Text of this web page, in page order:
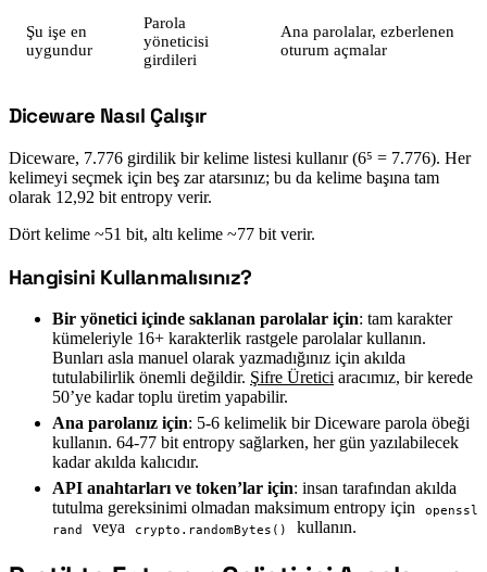
Şu işe en
uygundur
Parola
yöneticisi
girdileri
Ana parolalar, ezberlenen
oturum açmalar
#
Diceware Nasıl Çalışır
Diceware, 7.776 girdilik bir kelime listesi kullanır (6⁵ = 7.776). Her
kelimeyi seçmek için beş zar atarsınız; bu da kelime başına tam
olarak 12,92 bit entropy verir.
Dört kelime ~51 bit, altı kelime ~77 bit verir.
#
Hangisini Kullanmalısınız?
Bir yönetici içinde saklanan parolalar için: tam karakter
kümeleriyle 16+ karakterlik rastgele parolalar kullanın.
Bunları asla manuel olarak yazmadığınız için akılda
tutulabilirlik önemli değildir. Şifre Üretici aracımız, bir kerede
50’ye kadar toplu üretim yapabilir.
Ana parolanız için: 5-6 kelimelik bir Diceware parola öbeği
kullanın. 64-77 bit entropy sağlarken, her gün yazılabilecek
kadar akılda kalıcıdır.
API anahtarları ve token’lar için: insan tarafından akılda
tutulma gereksinimi olmadan maksimum entropy için
openssl
rand
veya crypto.randomBytes() kullanın.